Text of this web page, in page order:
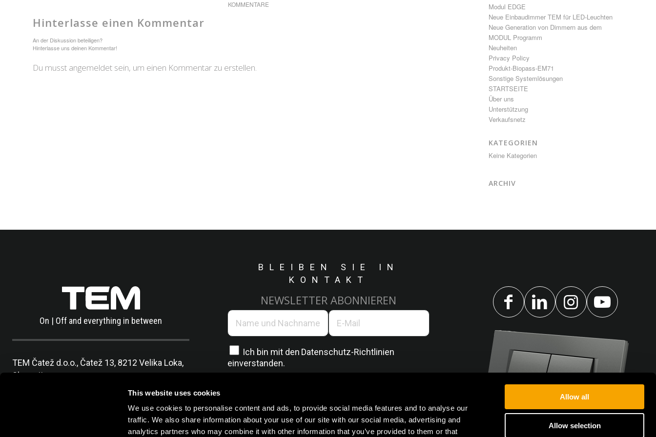
This website uses cookies
We use cookies to personalise content and ads, to provide social media features and to analyse our
traffic. We also share information about your use of our site with our social media, advertising and
analytics partners who may combine it with other information that you’ve provided to them or that
Allow all
Allow selection
KOMMENTARE
Hinterlasse einen Kommentar
An der Diskussion beteiligen?
Hinterlasse uns deinen Kommentar!
Du musst angemeldet sein, um einen Kommentar zu erstellen.
Modul EDGE
Neue Einbaudimmer TEM für LED-Leuchten
Neue Generation von Dimmern aus dem
MODUL Programm
Neuheiten
Privacy Policy
Produkt-Biopass-EM71
Sonstige Systemlösungen
STARTSEITE
Über uns
Unterstützung
Verkaufsnetz
KATEGORIEN
Keine Kategorien
ARCHIV
On | Off and everything in between
TEM Čatež d.o.o., Čatež 13, 8212 Velika Loka,
Slovenija
info@tem.si
BLEIBEN SIE IN
KONTAKT
NEWSLETTER ABONNIEREN
Ich bin mit den Datenschutz-Richtlinien
einverstanden.